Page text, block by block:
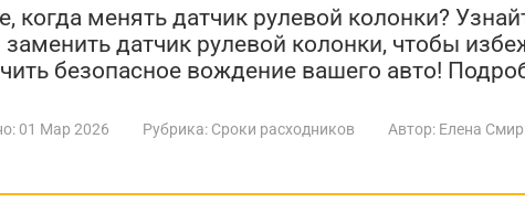
когда менять датчик рулевой колонки?
датчик рулевой колонки, чтобы
безопасное вождение вашего авто!
01 Мар 2026 Рубрика: Сроки расходников Автор: Елена